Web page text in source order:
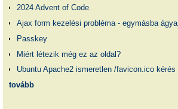
2024 Advent of Code
Ajax form kezelési probléma - egymásba
Passkey
Miért létezik még ez az oldal?
Ubuntu Apache2 ismeretlen /favicon.ico kérés
tovább